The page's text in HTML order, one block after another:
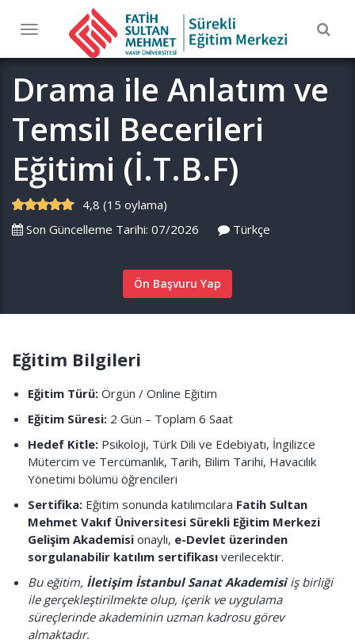
Toggle
navigation
Drama ile Anlatım ve
Temsil Becerileri
Eğitimi (İ.T.B.F)
4,8 (15 oylama)
Son Güncelleme Tarihi: 07/2026
Türkçe
Ön Başvuru Yap
Eğitim Bilgileri
Eğitim Türü: Örgün / Online Eğitim
Eğitim Süresi: 2 Gün – Toplam 6 Saat
Hedef Kitle: Psikoloji, Türk Dili ve Edebiyatı, İngilizce
Mütercim ve Tercümanlık, Tarih, Bilim Tarihi, Havacılık
Yönetimi bölümü öğrencileri
Sertifika: Eğitim sonunda katılımcılara Fatih Sultan
Mehmet Vakıf Üniversitesi Sürekli Eğitim Merkezi
Gelişim Akademisi onaylı, e-Devlet üzerinden
sorgulanabilir katılım sertifikası verilecektir.
Bu eğitim, İletişim İstanbul Sanat Akademisi iş birliği
ile gerçekleştirilmekte olup, içerik ve uygulama
süreçlerinde akademinin uzman kadrosu görev
almaktadır.